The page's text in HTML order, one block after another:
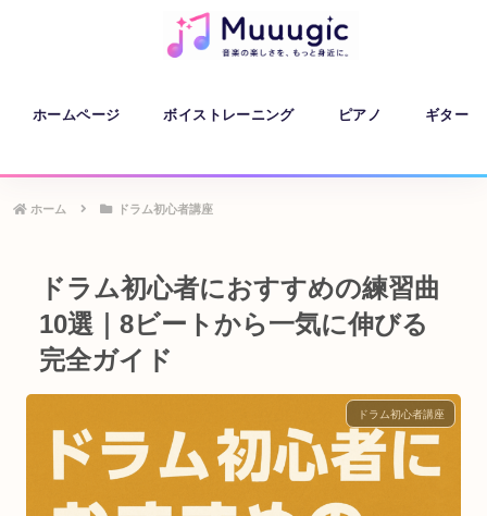
ホームページ ボイストレーニング ピアノ ギター
ホーム ドラム初心者講座
ドラム初心者におすすめの練習曲
10選｜8ビートから一気に伸びる
完全ガイド
ドラム初心者講座